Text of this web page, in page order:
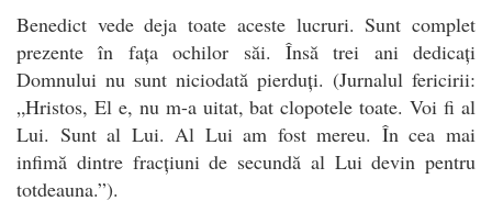
Benedict vede deja toate aceste lucruri. Sunt complet
prezente în fața ochilor săi. Însă trei ani dedicați
Domnului nu sunt niciodată pierduți. (Jurnalul fericirii:
„Hristos, El e, nu m-a uitat, bat clopotele toate. Voi fi al
Lui. Sunt al Lui. Al Lui am fost mereu. În cea mai
infimă dintre fracțiuni de secundă al Lui devin pentru
totdeauna.”).